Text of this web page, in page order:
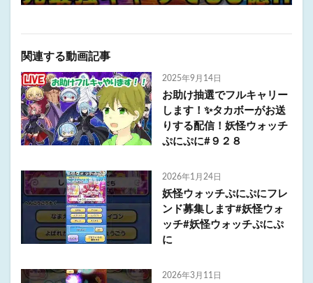
関連する動画記事
2025年9月14日
お助け抽選でフルキャリー
します！✨タカボーがお送
りする配信！妖怪ウォッチ
ぷにぷに#９２８
2026年1月24日
妖怪ウォッチぷにぷにフレ
ンド募集します#妖怪ウォ
ッチ#妖怪ウォッチぷにぷ
に
2026年3月11日